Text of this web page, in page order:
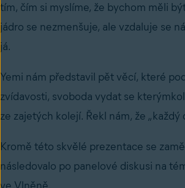
tím, čím si myslíme, že bychom měli
jádro se nezmenšuje, ale vzdaluje se
já.
Yemi nám představil pět věcí, které
zvídavosti, svoboda vydat se
ze zajetých kolejí. Řekl nám, že
Kromě této skvělé prezentace se
následovalo po panelové diskusi na